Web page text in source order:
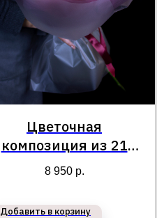
Цветочная
композиция из 21
белой розы в
Приморском районе
№241
8 950 р.
Добавить в корзину